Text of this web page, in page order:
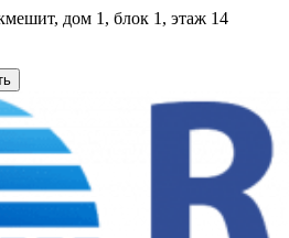
дом 1, блок 1, этаж 14